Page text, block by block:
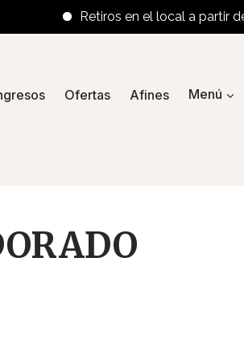
Retiros en el local a partir de
Ofertas Afines Menú